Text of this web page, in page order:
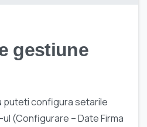
gestiune
puteti configura setarile
(Configurare – Date Firma